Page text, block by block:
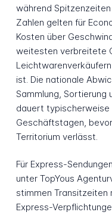
während
Zahlen gelten für
Kosten über
weitesten verbreitete
ist. Die nationale
Sammlung, Sortierung
dauert typischerweise
Geschäftstagen,
Territorium verlässt.
Für Express-
unter TopYous
stimmen
Express-